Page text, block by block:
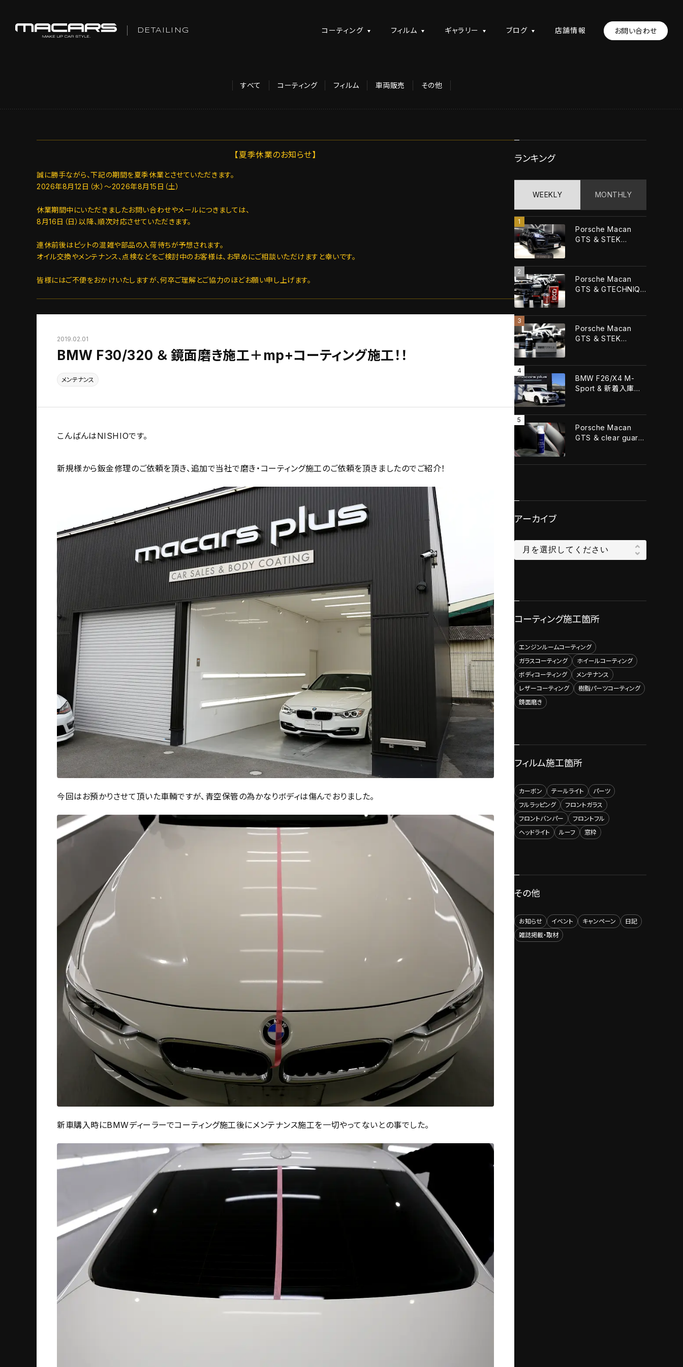
DETAILING コーティング フィルム ギャラリー ブログ 店舗情報 お問い合わせ
すべて コーティング フィルム 車両販売 その他
【夏季休業のお知らせ】
誠に勝手ながら、下記の期間を夏季休業とさせていただきます。
2026年8月12日（水）～2026年8月15日（土）
休業期間中にいただきましたお問い合わせやメールにつきましては、
8月16日（日）以降、順次対応させていただきます。
連休前後はピットの混雑や部品の入荷待ちが予想されます。
オイル交換やメンテナンス、点検などをご検討中のお客様は、お早めにご相談いただけますと幸いです。
皆様にはご不便をおかけいたしますが、何卒ご理解とご協力のほどお願い申し上げます。
2019.02.01
BMW F30/320 ＆ 鏡面磨き施工＋mp+コーティング施工！！
メンテナンス
こんばんはNISHIOです。
新規様から鈑金修理のご依頼を頂き、追加で当社で磨き・コーティング施工のご依頼を頂きましたのでご紹介！
今回はお預かりさせて頂いた車輌ですが、青空保管の為かなりボディは傷んでおりました。
新車購入時にBMWディーラーでコーティング施工後にメンテナンス施工を一切やってないとの事でした。
ランキング
WEEKLY MONTHLY
Porsche Macan
GTS ＆ STEK
Porsche Macan
GTS ＆ GTECHNIQ
Porsche Macan
GTS ＆ STEK
BMW F26/X4 M-
Sport & 新着入庫車
Porsche Macan
GTS ＆ clear guard
アーカイブ
コーティング施工箇所
エンジンルームコーティング
ガラスコーティング
ホイールコーティング
ボディコーティング
メンテナンス
レザーコーティング
樹脂パーツコーティング
鏡面磨き
フィルム施工箇所
カーボン テールライト
パーツ
フルラッピング
フロントガラス
フロントバンパー
フロントフル
ヘッドライト
ルーフ 窓枠
その他
お知らせ イベント キャンペーン
日記
雑誌掲載・取材